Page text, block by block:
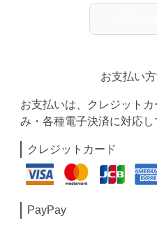
お支払い
お支払いは、クレジット
み・各種電子決済に対応し
クレジットカード
PayPay